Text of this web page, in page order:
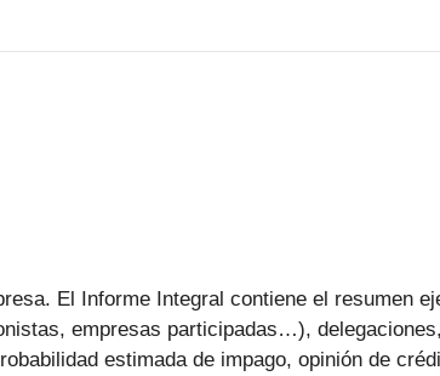
El Informe Integral contiene el resumen
empresas participadas…), delegaciones,
estimada de impago, opinión de